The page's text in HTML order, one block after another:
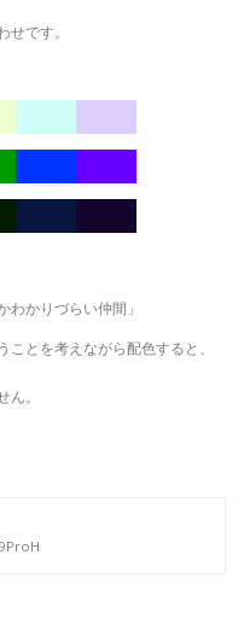
です。
わかりづらい仲間」
とを考えながら配色すると、
。